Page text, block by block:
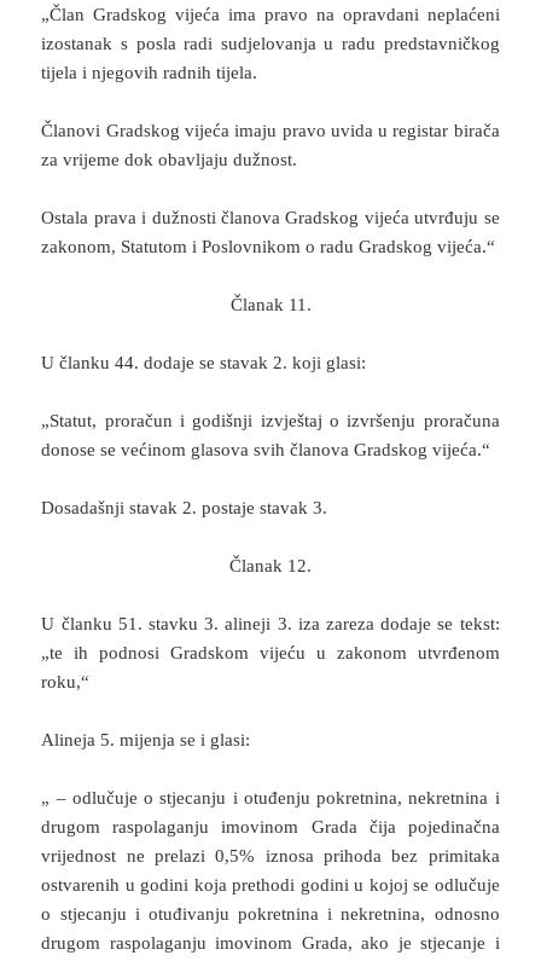
„Član Gradskog vijeća ima pravo na opravdani neplaćeni
izostanak s posla radi sudjelovanja u radu predstavničkog
tijela i njegovih radnih tijela.
Članovi Gradskog vijeća imaju pravo uvida u registar birača
za vrijeme dok obavljaju dužnost.
Ostala prava i dužnosti članova Gradskog vijeća utvrđuju se
zakonom, Statutom i Poslovnikom o radu Gradskog vijeća.“
Članak 11.
U članku 44. dodaje se stavak 2. koji glasi:
„Statut, proračun i godišnji izvještaj o izvršenju proračuna
donose se većinom glasova svih članova Gradskog vijeća.“
Dosadašnji stavak 2. postaje stavak 3.
Članak 12.
U članku 51. stavku 3. alineji 3. iza zareza dodaje se tekst:
„te ih podnosi Gradskom vijeću u zakonom utvrđenom
roku,“
Alineja 5. mijenja se i glasi:
„ – odlučuje o stjecanju i otuđenju pokretnina, nekretnina i
drugom raspolaganju imovinom Grada čija pojedinačna
vrijednost ne prelazi 0,5% iznosa prihoda bez primitaka
ostvarenih u godini koja prethodi godini u kojoj se odlučuje
o stjecanju i otuđivanju pokretnina i nekretnina, odnosno
drugom raspolaganju imovinom Grada, ako je stjecanje i